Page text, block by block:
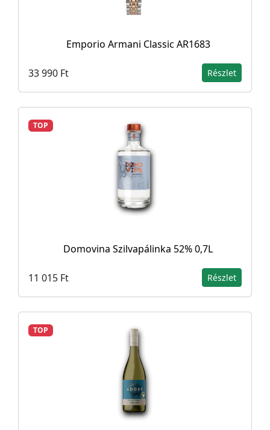
Emporio Armani Classic AR1683
33 990 Ft Részlet
TOP
Domovina Szilvapálinka 52% 0,7L
11 015 Ft Részlet
TOP